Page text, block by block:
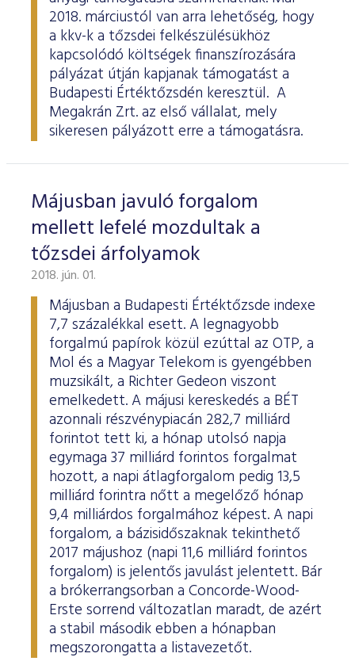
2018. márciustól van arra lehetőség, hogy
a kkv-k a tőzsdei felkészülésükhöz
kapcsolódó költségek finanszírozására
pályázat útján kapjanak támogatást a
Budapesti Értéktőzsdén keresztül. A
Megakrán Zrt. az első vállalat, mely
sikeresen pályázott erre a támogatásra.
Májusban javuló forgalom
mellett lefelé mozdultak a
tőzsdei árfolyamok
2018. jún. 01.
Májusban a Budapesti Értéktőzsde indexe
7,7 százalékkal esett. A legnagyobb
forgalmú papírok közül ezúttal az OTP, a
Mol és a Magyar Telekom is gyengébben
muzsikált, a Richter Gedeon viszont
emelkedett. A májusi kereskedés a BÉT
azonnali részvénypiacán 282,7 milliárd
forintot tett ki, a hónap utolsó napja
egymaga 37 milliárd forintos forgalmat
hozott, a napi átlagforgalom pedig 13,5
milliárd forintra nőtt a megelőző hónap
9,4 milliárdos forgalmához képest. A napi
forgalom, a bázisidőszaknak tekinthető
2017 májushoz (napi 11,6 milliárd forintos
forgalom) is jelentős javulást jelentett. Bár
a brókerrangsorban a Concorde-Wood-
Erste sorrend változatlan maradt, de azért
a stabil második ebben a hónapban
megszorongatta a listavezetőt.